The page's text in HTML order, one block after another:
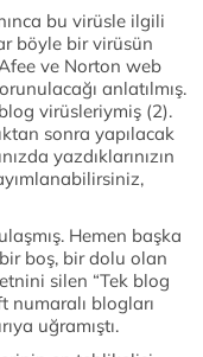
bu virüsle ilgili
böyle bir virüsün
ve Norton web
anlatılmış.
virüsleriymiş (2).
sonra yapılacak
yazdıklarınızın
Hemen başka
boş, bir dolu olan
silen “Tek blog
numaralı blogları
uğramıştı.